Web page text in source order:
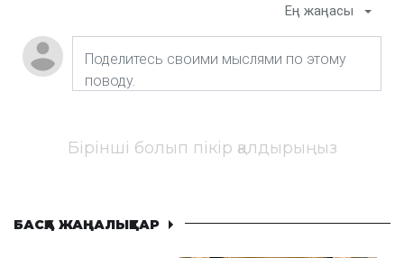
Ең жаңасы
Бірінші болып пікір қалдырыңыз
БАСҚА ЖАҢАЛЫҚТАР